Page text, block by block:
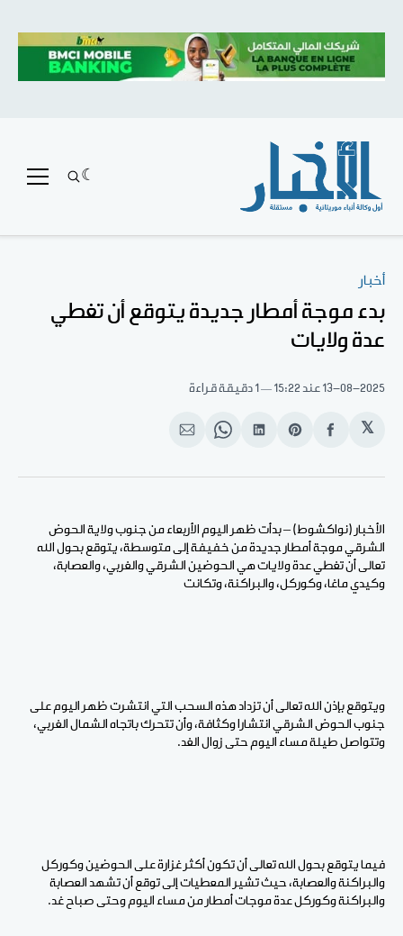
أخبار
بدء موجة أمطار جديدة يتوقع أن تغطي
عدة ولايات
13-08-2025 عند 15:22 1 دقيقة قراءة
𝕏
انشر
الفيسبوك
Share
Pinterest
انشر
لينكد
Share
WhatsApp
انشر
الإيميل
الأخبار (نواكشوط) – بدأت ظهر اليوم الأربعاء من جنوب ولاية الحوض
الشرقي موجة أمطار جديدة من خفيفة إلى متوسطة، يتوقع بحول الله
تعالى أن تغطي عدة ولايات هي الحوضين الشرقي والغربي، والعصابة،
وكيدي ماغا، وكوركل، والبراكنة، وتكانت
ويتوقع بإذن الله تعالى أن تزداد هذه السحب التي انتشرت ظهر اليوم على
جنوب الحوض الشرقي انتشارا وكثافة، وأن تتحرك باتجاه الشمال الغربي،
وتتواصل طيلة مساء اليوم حتى زوال الغد.
فيما يتوقع بحول الله تعالى أن تكون أكثر غزارة على الحوضين وكوركل
والبراكنة والعصابة، حيث تشير المعطيات إلى توقع أن تشهد العصابة
والبراكنة وكوركل عدة موجات أمطار من مساء اليوم وحتى صباح غد.